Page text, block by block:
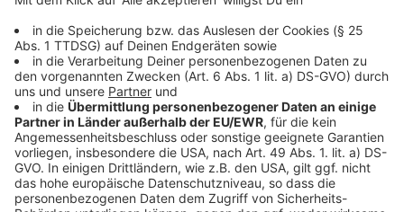
Jugenddisko in Wiesdorf: Wünsche und Anpassungen
Leverkusen: Nachholbedarf bei E-Mobilität
Anzeige